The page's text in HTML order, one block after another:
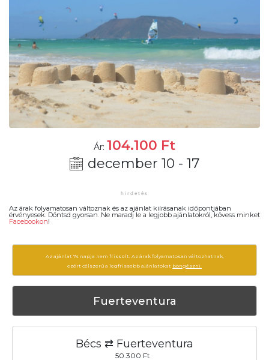
Ár: 104.100 Ft
december 10 - 17
Az árak folyamatosan változnak és az ajánlat kiírásanak időpontjában
érvényesek. Döntsd gyorsan. Ne maradj le a legjobb ajánlatokról, kövess minket
Facebookon!
Az ajánlat 74 napja nem frissült. Az árak folyamatosan változhatnak,
ezért célszerű a legfrissebb ajánlatokat böngészni.
Fuerteventura
Bécs ⇄ Fuerteventura
50.300 Ft